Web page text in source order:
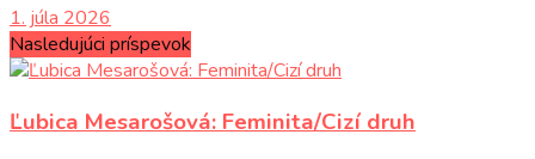
1. júla 2026
Nasledujúci príspevok
Ľubica Mesarošová: Feminita/Cizí druh